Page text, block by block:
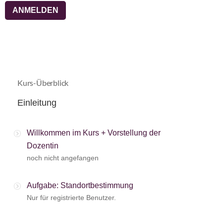
Kurs-Überblick
Einleitung
Willkommen im Kurs + Vorstellung der
Dozentin
noch nicht angefangen
Aufgabe: Standortbestimmung
Nur für registrierte Benutzer.